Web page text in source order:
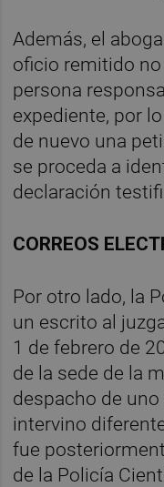
Además, el
oficio remitido
persona
expediente, por
de nuevo una
se proceda a
declaración
CORREOS
Por otro lado, la
un escrito al
1 de febrero de
de la sede de la
despacho de
intervino
fue
de la Policía